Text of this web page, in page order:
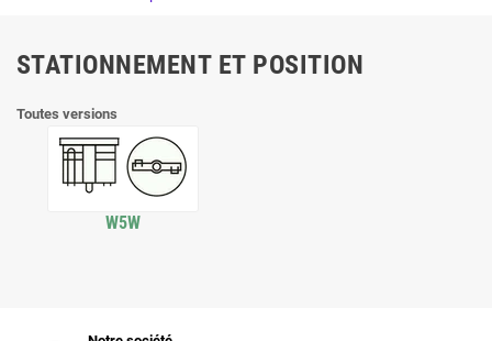
STATIONNEMENT ET POSITION
Toutes versions
W5W